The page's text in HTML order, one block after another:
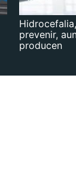
prevenir,
producen